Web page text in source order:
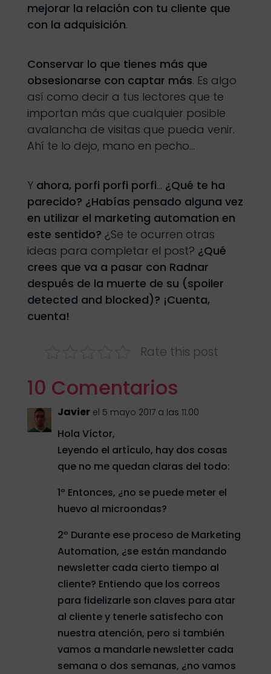
mejorar la relación con tu cliente que
con la adquisición.
Conservar lo que tienes más que
obsesionarse con captar más. Es algo
así como decir a tus lectores que te
importan más que cualquier posible
avalancha de visitas que pueda venir.
Ahí te lo dejo, mano en pecho…
Y ahora, porfi porfi porfi… ¿Qué te ha
parecido? ¿Habías pensado alguna vez
en utilizar el marketing automation en
este sentido? ¿Se te ocurren otras
ideas para completar el post? ¿Qué
crees que va a pasar con Radnar
después de la muerte de su (spoiler
detected and blocked)? ¡Cuenta,
cuenta!
Rate this post
10 Comentarios
Javier el 5 mayo 2017 a las 11:00
Hola Víctor,
Leyendo el artículo, hay dos cosas
que no me quedan claras del todo:
1º Entonces, ¿no se puede meter el
huevo al microondas?
2º Durante ese proceso de Marketing
Automation, ¿se están mandando
newsletter cada cierto tiempo al
cliente? Entiendo que los correos
para fidelizarle son claves para atar
al cliente y tenerle satisfecho con
nuestra atención, pero si también
vamos a mandarle newsletter cada
semana o dos semanas, ¿no vamos